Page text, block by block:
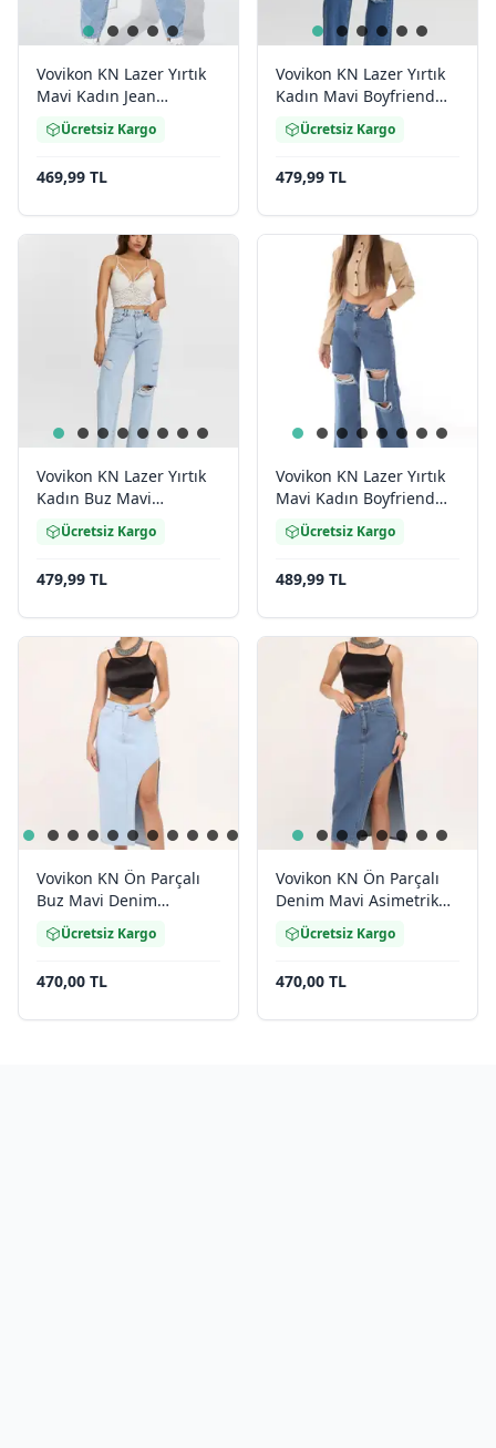
Vovikon KN Lazer Yırtık
Mavi Kadın Jean
Pantolon
Ücretsiz Kargo
469,99 TL
Vovikon KN Lazer Yırtık
Kadın Mavi Boyfriend
Bol Paça Jean Pantolon
Ücretsiz Kargo
479,99 TL
Vovikon KN Lazer Yırtık
Kadın Buz Mavi
Boyfriend Bol Paça Jean
Pantolon
Ücretsiz Kargo
479,99 TL
Vovikon KN Lazer Yırtık
Mavi Kadın Boyfriend
Bol Paça Jean Pantolon
Ücretsiz Kargo
489,99 TL
Vovikon KN Ön Parçalı
Buz Mavi Denim
Asimetrik Kadın Kot Etek
Ücretsiz Kargo
470,00 TL
Vovikon KN Ön Parçalı
Denim Mavi Asimetrik
Kadın Kot Etek
Ücretsiz Kargo
470,00 TL